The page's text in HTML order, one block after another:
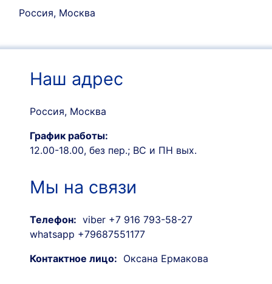
Россия, Москва
Наш адрес
Россия, Москва
График работы:
12.00-18.00, без пер.; ВС и ПН вых.
Мы на связи
Телефон: viber +7 916 793-58-27
whatsapp +79687551177
Контактное лицо: Оксана Ермакова